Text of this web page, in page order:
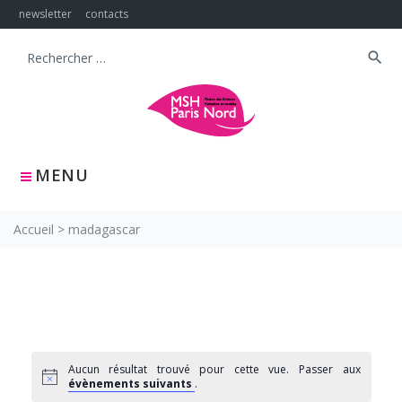
Skip
to
newsletter contacts
MENU
Search
search
Accueil > madagascar
Aucun résultat trouvé pour cette vue. Passer aux
évènements suivants .